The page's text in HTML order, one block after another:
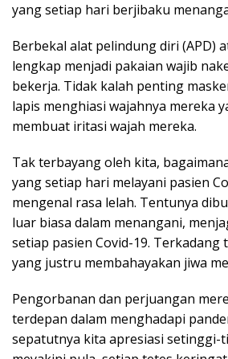
yang setiap hari berjibaku
Berbekal alat pelindung diri (APD)
lengkap menjadi pakaian wajib
bekerja. Tidak kalah penting
lapis menghiasi wajahnya mereka
membuat iritasi wajah mereka.
Tak terbayang oleh kita,
yang setiap hari melayani pasien
mengenal rasa lelah. Tentunya
luar biasa dalam menangani,
setiap pasien Covid-19. Terkadang
yang justru membahayakan jiwa
Pengorbanan dan perjuangan
terdepan dalam menghadapi
sepatutnya kita apresiasi setinggi-